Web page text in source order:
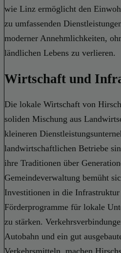
wie Linz ermöglicht den
zu umfassenden
moderner Annehmlichkeiten,
ländlichen Lebens zu verlieren.
Wirtschaft und
Die lokale Wirtschaft von
soliden Mischung aus
kleineren
landwirtschaftlichen Betriebe
ihre Traditionen über
Gemeindeverwaltung bemüht
Investitionen in die
Förderprogramme für lokale
zu stärken.
Autobahn und ein gut